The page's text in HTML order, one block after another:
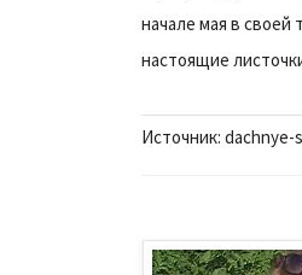
начале мая в своей
настоящие
Источник: dachnye-